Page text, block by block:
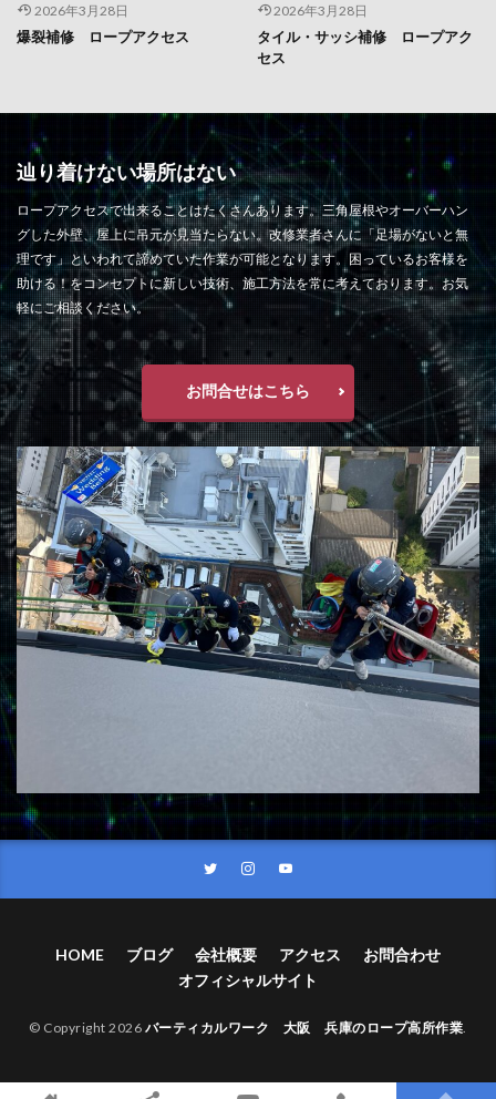
2026年3月28日
爆裂補修 ロープアクセス
2026年3月28日
タイル・サッシ補修 ロープアク
セス
辿り着けない場所はない
ロープアクセスで出来ることはたくさんあります。三角屋根やオーバーハン
グした外壁、屋上に吊元が見当たらない。改修業者さんに「足場がないと無
理です」といわれて諦めていた作業が可能となります。困っているお客様を
助ける！をコンセプトに新しい技術、施工方法を常に考えております。お気
軽にご相談ください。
お問合せはこちら
HOME ブログ 会社概要 アクセス
お問合わせ
オフィシャルサイト
© Copyright 2026 バーティカルワーク 大阪 兵庫のロープ高所作業.